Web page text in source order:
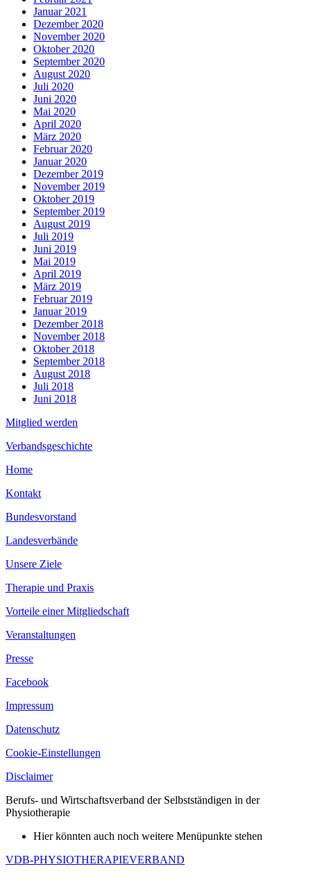
Januar 2021
Dezember 2020
November 2020
Oktober 2020
September 2020
August 2020
Juli 2020
Juni 2020
Mai 2020
April 2020
März 2020
Februar 2020
Januar 2020
Dezember 2019
November 2019
Oktober 2019
September 2019
August 2019
Juli 2019
Juni 2019
Mai 2019
April 2019
März 2019
Februar 2019
Januar 2019
Dezember 2018
November 2018
Oktober 2018
September 2018
August 2018
Juli 2018
Juni 2018
Mitglied werden
Verbandsgeschichte
Home
Kontakt
Bundesvorstand
Landesverbände
Unsere Ziele
Therapie und Praxis
Vorteile einer Mitgliedschaft
Veranstaltungen
Presse
Facebook
Impressum
Datenschutz
Cookie-Einstellungen
Disclaimer
Berufs- und Wirtschaftsverband der Selbstständigen in der
Physiotherapie
Hier könnten auch noch weitere Menüpunkte stehen
VDB-PHYSIOTHERAPIEVERBAND